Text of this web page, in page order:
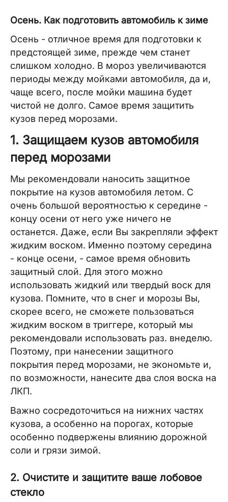
Осень. Как подготовить автомобиль к зиме
Осень - отличное время для подготовки к
предстоящей зиме, прежде чем станет
слишком холодно. В мороз увеличиваются
периоды между мойками автомобиля, да и,
чаще всего, после мойки машина будет
чистой не долго. Самое время защитить
кузов перед морозами.
1. Защищаем кузов автомобиля
перед морозами
Мы рекомендовали наносить защитное
покрытие на кузов автомобиля летом. С
очень большой вероятностью к середине -
концу осени от него уже ничего не
останется. Даже, если Вы закрепляли эффект
жидким воском. Именно поэтому середина
- конце осени, - самое время обновить
защитный слой. Для этого можно
использовать жидкий или твердый воск для
кузова. Помните, что в снег и морозы Вы,
скорее всего, не сможете пользоваться
жидким воском в триггере, который мы
рекомендовали использовать раз. внеделю.
Поэтому, при нанесении защитного
покрытия перед морозами, не экономьте и,
по возможности, нанесите два слоя воска на
ЛКП.
Важно сосредоточиться на нижних частях
кузова, а особенно на порогах, которые
особенно подвержены влиянию дорожной
соли и грязи зимой.
2. Очистите и защитите ваше лобовое
стекло